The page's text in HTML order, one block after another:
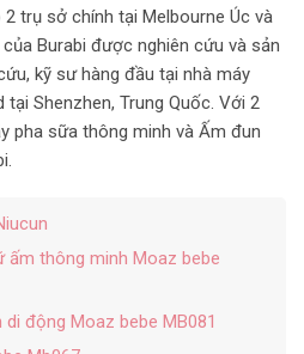
trụ sở chính tại Melbourne Úc và
Burabi được nghiên cứu và sản
kỹ sư hàng đầu tại nhà máy
Shenzhen, Trung Quốc. Với 2
pha sữa thông minh và Ấm đun
ấm thông minh Moaz bebe
động Moaz bebe MB081